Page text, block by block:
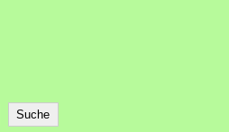
Suche